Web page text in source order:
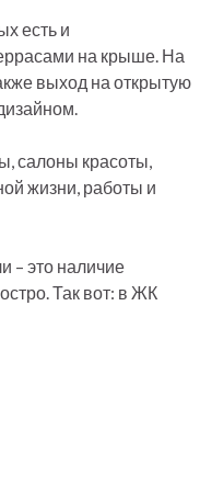
есть и
на крыше. На
выход на открытую
салоны красоты,
жизни, работы и
– это наличие
Так вот: в ЖК